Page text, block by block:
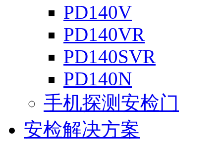
PD140V
PD140VR
PD140SVR
PD140N
手机探测安检门
安检解决方案